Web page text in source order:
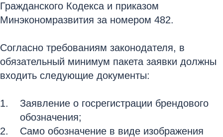
Гражданского Кодекса и приказом
Минэкономразвития за номером 482.
Согласно требованиям законодателя, в
обязательный минимум пакета заявки должны
входить следующие документы:
Заявление о госрегистрации брендового
обозначения;
Само обозначение в виде изображения